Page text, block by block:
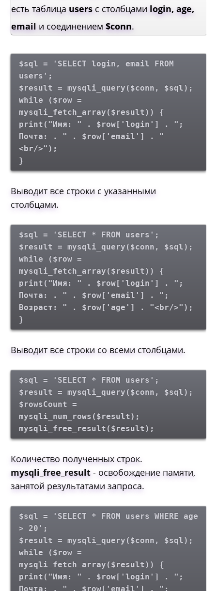
есть таблица users с столбцами login, age,
email и соединением$conn.
$sql = 'SELECT login, email FROM
users';
$result = mysqli_query($conn, $sql);
while ($row =
mysqli_fetch_array($result)) {
print("Имя: " . $row['login'] . ";
Почта: . " . $row['email'] . "
<br/>");
}
Выводит все строки с указанными
столбцами.
$sql = 'SELECT * FROM users';
$result = mysqli_query($conn, $sql);
while ($row =
mysqli_fetch_array($result)) {
print("Имя: " . $row['login'] . ";
Почта: . " . $row['email'] . ";
Возраст: " . $row['age'] . "<br/>");
}
Выводит все строки со всеми столбцами.
$sql = 'SELECT * FROM users';
$result = mysqli_query($conn, $sql);
$rowsCount =
mysqli_num_rows($result);
mysqli_free_result($result);
Количество полученных строк.
mysqli_free_result - освобождение памяти,
занятой результатами запроса.
$sql = 'SELECT * FROM users WHERE age
> 20';
$result = mysqli_query($conn, $sql);
while ($row =
mysqli_fetch_array($result)) {
print("Имя: " . $row['login'] . ";
Почта: . " . $row['email'] . ";